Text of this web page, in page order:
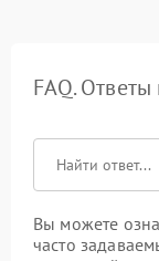
FAQ.
Вы можете
часто